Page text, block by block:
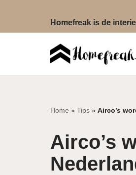
Homefreak is de
Home » Tips » Airco’s
Airco’s